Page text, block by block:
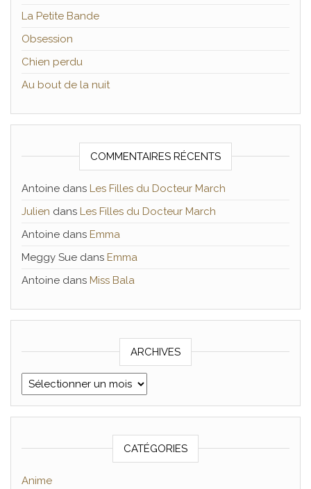
La Petite Bande
Obsession
Chien perdu
Au bout de la nuit
COMMENTAIRES RÉCENTS
Antoine dans Les Filles du Docteur March
Julien dans Les Filles du Docteur March
Antoine dans Emma
Meggy Sue dans Emma
Antoine dans Miss Bala
ARCHIVES
Archives
CATÉGORIES
Anime